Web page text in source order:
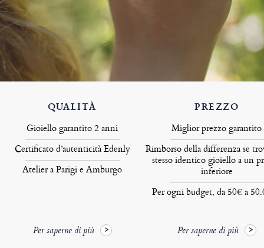
QUALITÀ
Gioiello garantito 2 anni
Certificato d’autenticità Edenly
Atelier a Parigi e Amburgo
Per saperne di più
PREZZO
Miglior prezzo garantito
Rimborso della differenza se
stesso identico gioiello a un
inferiore
Per ogni budget, da 50€ a
Per saperne di più